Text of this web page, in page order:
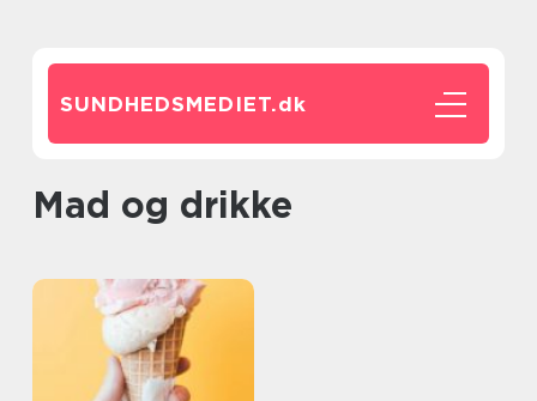
SUNDHEDSMEDIET.dk
Mad og drikke